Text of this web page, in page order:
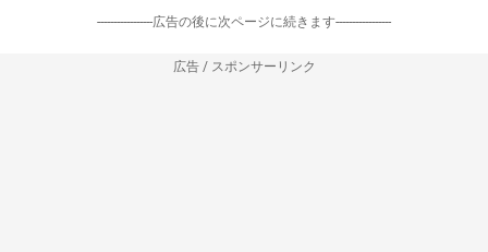
-----------------広告の後に次ページに続きます-----------------
広告 / スポンサーリンク